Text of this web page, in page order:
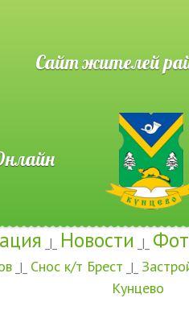
жителей
_|_ Новости _|_
_|_ Снос к/т Брест _|_
Кунцево